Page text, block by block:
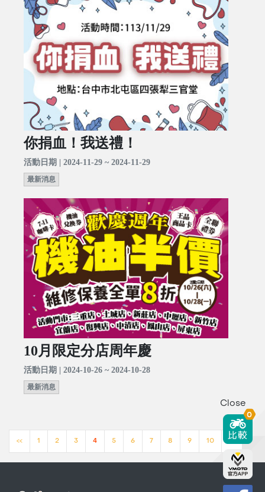
你捐血！我送禮！
活動日期 | 2024-11-29 ~ 2024-11-29
最新消息
10月限定分店周年慶
活動日期 | 2024-10-26 ~ 2024-10-28
最新消息
<< 1 2 3 4 5 6 7 8 9 10 >>
Close
0